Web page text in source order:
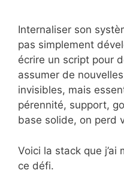
Internaliser son
pas simplement
écrire un script pour
assumer de
invisibles, mais
pérennité, support,
base solide, on perd
Voici la stack que j’ai
ce défi.